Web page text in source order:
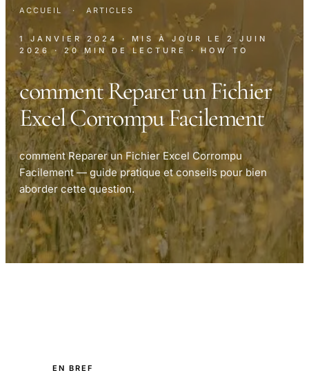
ACCUEIL · ARTICLES
1 JANVIER 2024 · MIS À JOUR LE 2 JUIN
2026
· 20 MIN DE LECTURE · HOW TO
comment Reparer un Fichier
Excel Corrompu Facilement
comment Reparer un Fichier Excel Corrompu
Facilement — guide pratique et conseils pour bien
aborder cette question.
EN BREF